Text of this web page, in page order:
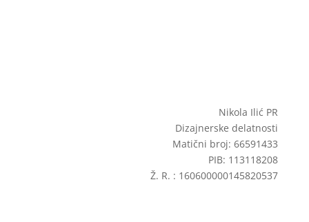
Nikola Ilić PR
Dizajnerske delatnosti
Matični broj: 66591433
PIB: 113118208
Ž. R. : 160600000145820537